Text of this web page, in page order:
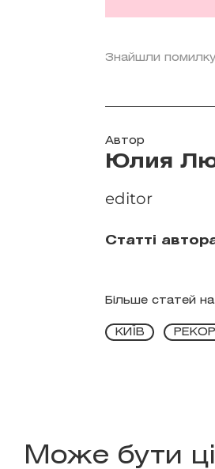
Знайшли
Автор
Юлия
editor
Статті
Більше статей
КИЇВ
Може бути